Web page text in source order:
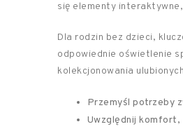
się elementy
Dla rodzin bez dzieci,
odpowiednie oświetlenie
kolekcjonowania
Przemyśl potrzeby
Uwzględnij komfort,